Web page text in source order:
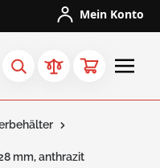
Mein Konto
mm, anthrazit